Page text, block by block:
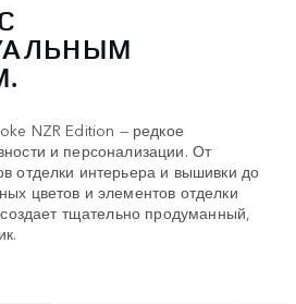
NZR Edition — редкое
и персонализации. От
отделки интерьера и вышивки до
цветов и элементов отделки
тщательно продуманный,